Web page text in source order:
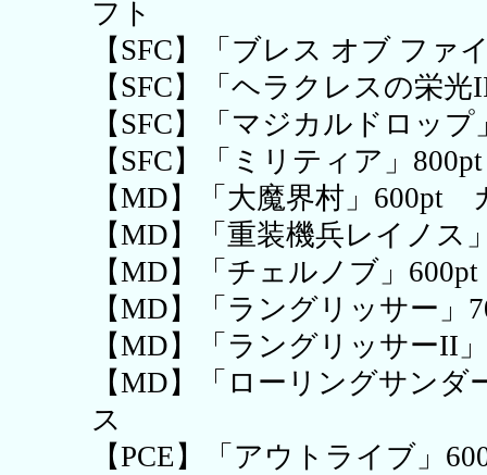
フト
【SFC】「ブレス オブ フ
【SFC】「ヘラクレスの栄
【SFC】「マジカルドロッ
【SFC】「ミリティア」
【MD】「大魔界村」600pt
【MD】「重装機兵レイノ
【MD】「チェルノブ」
【MD】「ラングリッサー
【MD】「ラングリッサーII
【MD】「ローリングサン
ス
【PCE】「アウトライブ」